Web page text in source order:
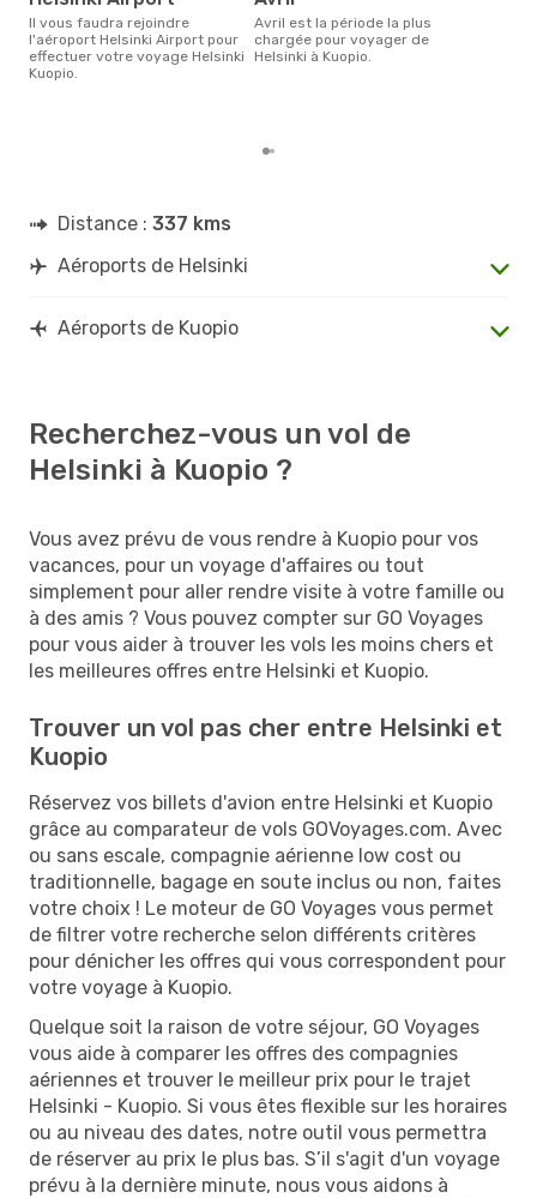
Il vous faudra rejoindre
l'aéroport Helsinki Airport pour
effectuer votre voyage Helsinki
Kuopio.
avril est la période la plus
chargée pour voyager de
Helsinki à Kuopio.
Distance : 337 kms
Aéroports de Helsinki
Aéroports de Kuopio
Recherchez-vous un vol de
Helsinki à Kuopio ?
Vous avez prévu de vous rendre à Kuopio pour vos
vacances, pour un voyage d'affaires ou tout
simplement pour aller rendre visite à votre famille ou
à des amis ? Vous pouvez compter sur GO Voyages
pour vous aider à trouver les vols les moins chers et
les meilleures offres entre Helsinki et Kuopio.
Trouver un vol pas cher entre Helsinki et
Kuopio
Réservez vos billets d'avion entre Helsinki et Kuopio
grâce au comparateur de vols GOVoyages.com. Avec
ou sans escale, compagnie aérienne low cost ou
traditionnelle, bagage en soute inclus ou non, faites
votre choix ! Le moteur de GO Voyages vous permet
de filtrer votre recherche selon différents critères
pour dénicher les offres qui vous correspondent pour
votre voyage à Kuopio.
Quelque soit la raison de votre séjour, GO Voyages
vous aide à comparer les offres des compagnies
aériennes et trouver le meilleur prix pour le trajet
Helsinki - Kuopio. Si vous êtes flexible sur les horaires
ou au niveau des dates, notre outil vous permettra
de réserver au prix le plus bas. S’il s'agit d'un voyage
prévu à la dernière minute, nous vous aidons à